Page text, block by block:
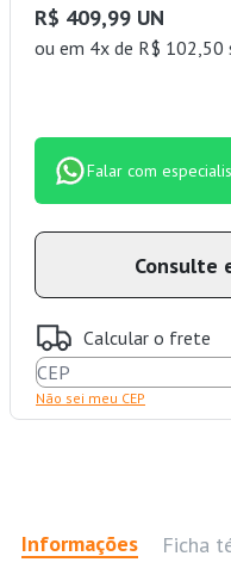
R$ 409,99 UN
ou em 4x de R$ 102,50
Falar com
Consulte
Calcular o frete
Não sei meu CEP
Informações Ficha